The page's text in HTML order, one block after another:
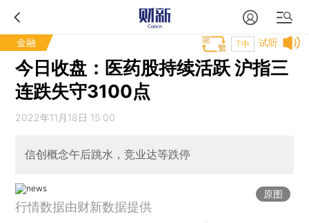
金融 试听
T中
今日收盘：医药股持续活跃 沪指三
连跌失守3100点
2022年11月18日 15:00
信创概念午后跳水，竞业达等跌停
原图
行情数据由财新数据提供